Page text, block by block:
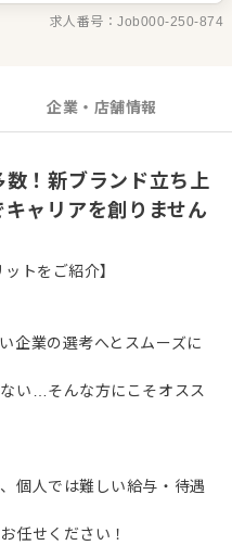
求人番号：Job000-250-874
企業・店舗情報
数！新ブランド立ち上
ャリアを創りません
トをご紹介】
企業の選考へとスムーズに
い…そんな方にこそオスス
個人では難しい給与・待遇
任せください！